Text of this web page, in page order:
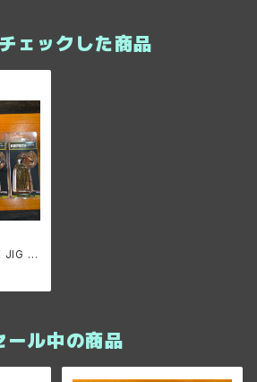
ェックした商品
JIG 1/
ドジ
ール中の商品